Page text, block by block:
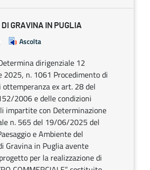
DI GRAVINA IN PUGLIA
Ascolta
dirigenziale 12
2025, n. 1061 Procedimento di
ottemperanza ex art. 28 del
2006 e delle condizioni
impartite con Determinazione
n. 565 del 19/06/2025 del
e Ambiente del
Gravina in Puglia avente
per la realizzazione di